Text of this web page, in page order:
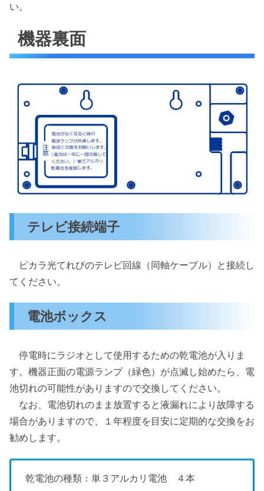
い。
機器裏面
テレビ接続端子
ピカラ光てれびのテレビ回線（同軸ケーブル）と接続し
てください。
電池ボックス
停電時にラジオとして使用するための乾電池が入りま
す。機器正面の電源ランプ（緑色）が点滅し始めたら、電
池切れの可能性がありますので交換してください。
なお、電池切れのまま放置すると液漏れにより故障する
場合がありますので、１年程度を目安に定期的な交換をお
勧めします。
乾電池の種類：単３アルカリ電池 ４本